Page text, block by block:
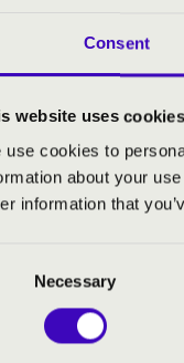
Consent
website uses cookies
use cookies to
about your
information that
Necessary
Szabolcs-
BÉRLET-
Szabolcsi
Szabó